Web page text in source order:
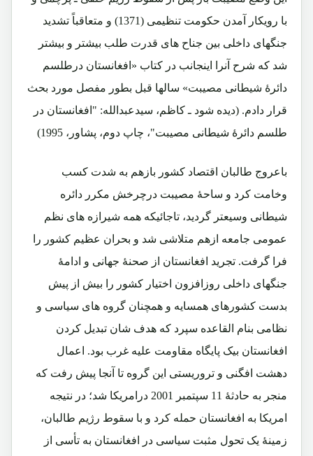
با رویکار آمدن حکومت تنظیمی (1371) و متعاقباً تشدید
جنگهای داخلی بین جناح های قدرت طلب بیشتر و بیشتر
شد که شرح آنرا اینجانب در کتاب «افغانستان درطلسم
دائرۀ شیطانی مصیبت» سالها قبل بطور مفصل مورد بحث
قرار دادم. (دیده شود ـ کاظم، سیدعبدالله: "افغانستان در
طلسم دائرۀ شیطانی مصیبت"، چاپ دوم، پشاور، 1995)
باعروج طالبان اقتصاد کشور بازهم به شدت کسب
وخامت کرد و ساحۀ مصیبت درچرخش مکرر دائره
شیطانی وسیعتر گردید، تاجائیکه همه شیرازه های نظم
عمومی جامعه ازهم متلاشی شد و بحران عظیم کشور را
فرا گرفت. تجرید افغانستان از صحنۀ جهانی و ادامۀ
جنگهای داخلی روزافزون اختیار کشور را بیش از پیش
بدست کشورهای همسایه و همچنان گروه های سیاسی و
نظامی بنام القاعده سپرد که هدف شان تبدیل کردن
افغانستان بیک پایگاه مقاومت علیه غرب بود. اعمال
دهشت افگنی و تروریستی این گروه تا آنجا پیش رفت که
منجر به حادثۀ 11 سپتمبر 2001 درامریکا شد؛ در نتیجه
امریکا به افغانستان حمله کرد و با سقوط رژیم طالبان،
زمینۀ یک تحول مثبت سیاسی در افغانستان به تأسی از